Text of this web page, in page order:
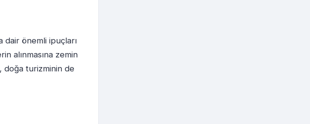
dair önemli ipuçları
alınmasına zemin
doğa turizminin de